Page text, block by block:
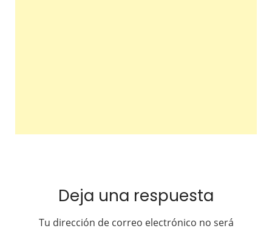
Deja una respuesta
Tu dirección de correo electrónico no será